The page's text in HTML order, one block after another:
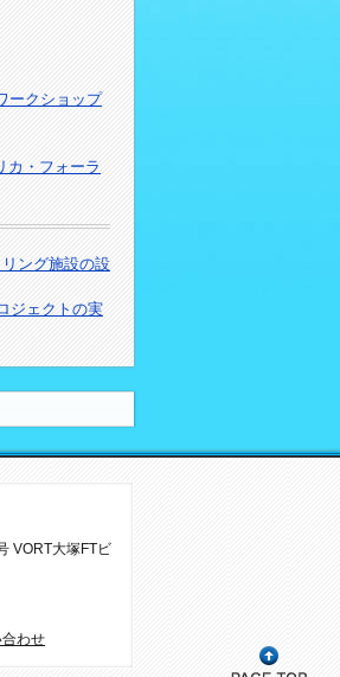
ークショップ
カ・フォーラ
ング施設の設
ジェクトの実
VORT大塚FTビ
わせ